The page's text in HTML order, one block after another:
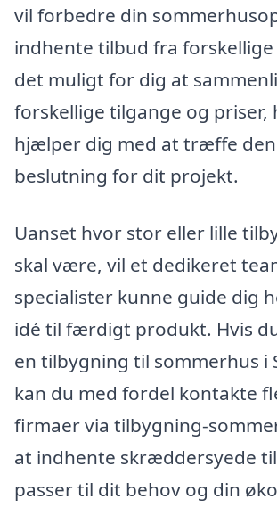
vil forbedre din
indhente tilbud fra
det muligt for dig at
forskellige tilgange og priser,
hjælper dig med at træffe
beslutning for dit projekt.
Uanset hvor stor eller lille
skal være, vil et dedikeret
specialister kunne guide dig
idé til færdigt produkt. Hvis
en tilbygning til sommerhus i
kan du med fordel kontakte
firmaer via tilbygning-
at indhente skræddersyede
passer til dit behov og din